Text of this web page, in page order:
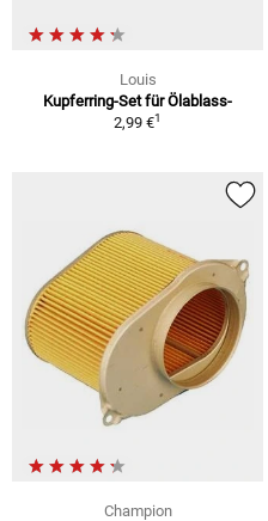
Louis
Kupferring-Set für Ölablass-
2,99 €1
Champion